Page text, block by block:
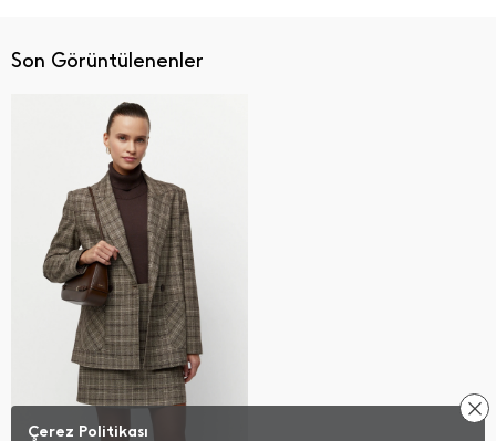
Son Görüntülenenler
Çerez Politikası